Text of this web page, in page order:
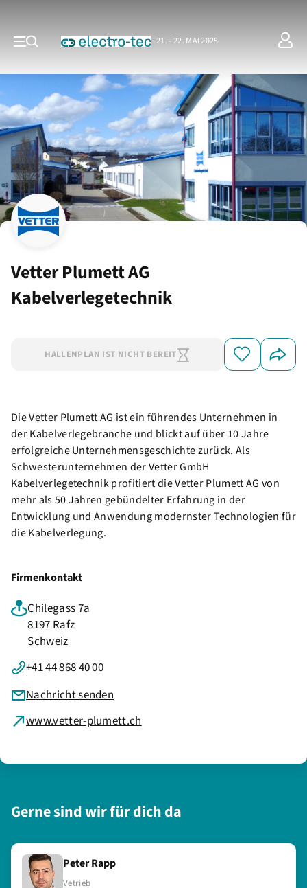
21. - 22. MAI 2025
Vetter Plumett AG
Kabelverlegetechnik
HALLENPLAN IST NICHT BEREIT
Die Vetter Plumett AG ist ein führendes Unternehmen in
der Kabelverlegebranche und blickt auf über 10 Jahre
erfolgreiche Unternehmensgeschichte zurück. Als
Schwesterunternehmen der Vetter GmbH
Kabelverlegetechnik profitiert die Vetter Plumett AG von
mehr als 50 Jahren gebündelter Erfahrung in der
Entwicklung und Anwendung modernster Technologien für
die Kabelverlegung.
Firmenkontakt
Chilegass 7a
8197 Rafz
Schweiz
+41 44 868 40 00
Nachricht senden
www.vetter-plumett.ch
Gerne sind wir für dich da
Peter Rapp
Vetrieb